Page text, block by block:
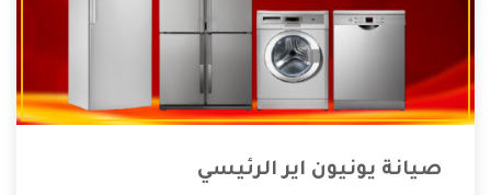
صيانة يونيون اير الرئيسي